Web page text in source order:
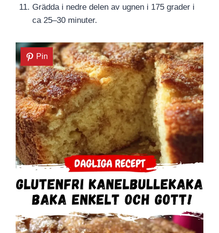
Grädda i nedre delen av ugnen i 175 grader i
ca 25–30 minuter.
Pin